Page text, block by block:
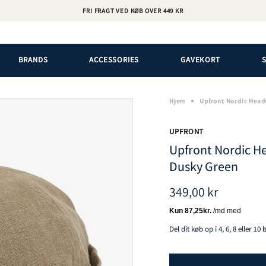
FRI FRAGT VED KØB OVER 449 KR
BRANDS ACCESSORIES GAVEKORT
Hjem Upfront Nordic
UPFRONT
Upfront Nordic
Dusky Green
349,00 kr
Del dit køb op i 4, 6, 8 eller 10